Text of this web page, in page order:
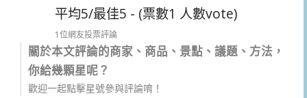
平均5/最佳5 - (票數1 人數vote)
1位網友投票評論
關於本文評論的商家、商品、景點、議題、方法，
你給幾顆星呢？
歡迎一起點擊星號參與評論唷！